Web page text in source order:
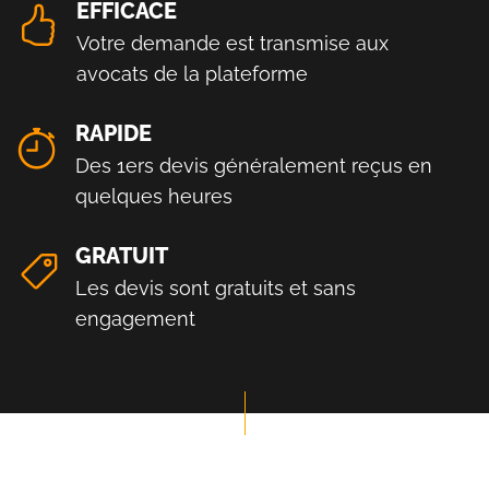
EFFICACE
Votre demande est transmise aux
avocats de la plateforme
RAPIDE
Des 1ers devis généralement reçus en
quelques heures
GRATUIT
Les devis sont gratuits et sans
engagement